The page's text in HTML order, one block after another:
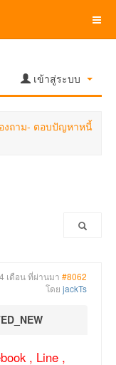
เข้าสู่ระบบ
งถาม- ตอบปัญหาหนี้
เดือน ที่ผ่านมา #8062
โดย jackTs
, Line ,